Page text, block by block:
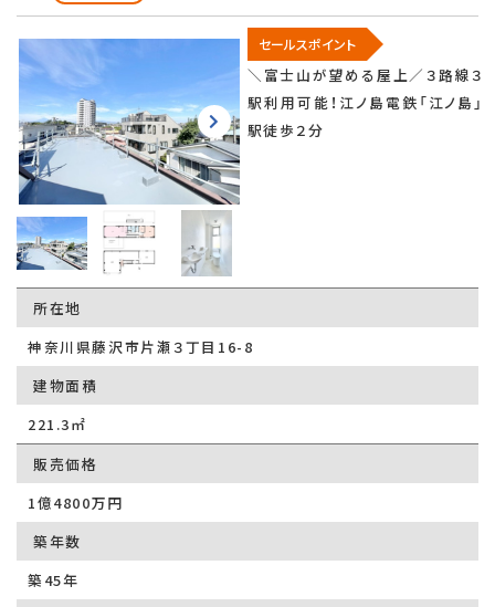
セールスポイント
＼富士山が望める屋上／３路線３
駅利用可能！江ノ島電鉄「江ノ島」
駅徒歩２分
所在地
神奈川県藤沢市片瀬３丁目16-8
建物面積
221.3㎡
販売価格
1億4800万円
築年数
築45年